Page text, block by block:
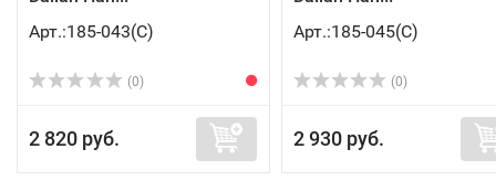
Арт.:185-043(C)
(0)
2 820 руб.
Арт.:185-045(C)
(0)
2 930 руб.